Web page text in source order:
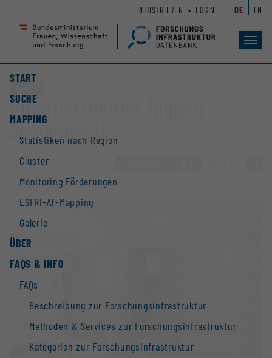
Seiteninhalt
Accesskey
Hauptnavigation
Accesskey
START
SUCHE
MAPPING
Statistiken nach Region
Cluster
Monitoring Förderungen
ESFRI-AT-Mapping
Galerie
ÜBER
FAQS & INFO
FAQs
Beschreibung zur Forschungs­infrastruktur
Methoden & Services zur Forschungs­infrastruktur
Kategorien zur Forschungs­infrastruktur
REGISTRIEREN LOGIN DE EN
Pipettierroboter Rigaku
Alchemist II